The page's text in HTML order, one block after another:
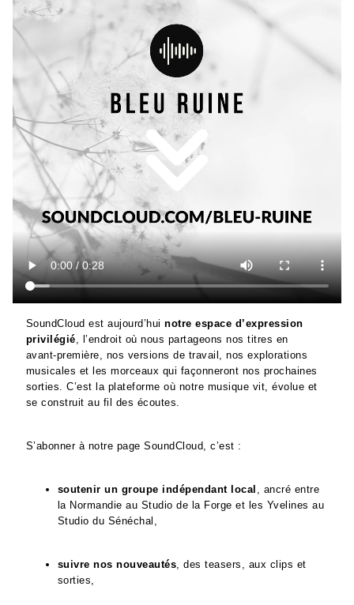
SoundCloud est aujourd’huinotre espace d’expression
privilégié, l’endroit où nous partageons nos titres en
avant‑première, nos versions de travail, nos explorations
musicales et les morceaux qui façonneront nos prochaines
sorties. C’est la plateforme où notre musique vit, évolue et
se construit au fil des écoutes.
S’abonner à notre page SoundCloud, c’est :
soutenir un groupe indépendant local , ancré entre
la Normandie au Studio de la Forge et les Yvelines au
Studio du Sénéchal,
suivre nos nouveautés, des teasers, aux clips et
sorties,